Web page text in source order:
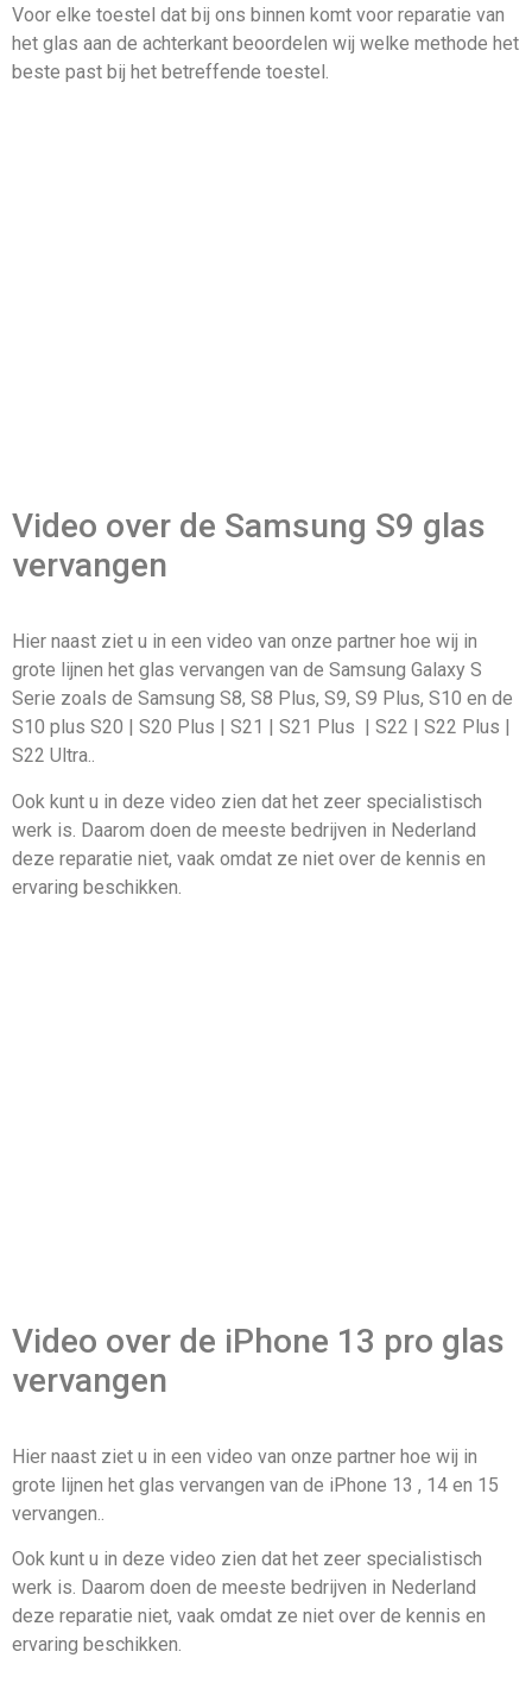
Voor elke toestel dat bij ons binnen komt voor reparatie van
het glas aan de achterkant beoordelen wij welke methode het
beste past bij het betreffende toestel.
Video over de Samsung S9 glas
vervangen
Hier naast ziet u in een video van onze partner hoe wij in
grote lijnen het glas vervangen van de Samsung Galaxy S
Serie zoals de Samsung S8, S8 Plus, S9, S9 Plus, S10 en de
S10 plus S20 | S20 Plus | S21 | S21 Plus | S22 | S22 Plus |
S22 Ultra..
Ook kunt u in deze video zien dat het zeer specialistisch
werk is. Daarom doen de meeste bedrijven in Nederland
deze reparatie niet, vaak omdat ze niet over de kennis en
ervaring beschikken.
Video over de iPhone 13 pro glas
vervangen
Hier naast ziet u in een video van onze partner hoe wij in
grote lijnen het glas vervangen van de iPhone 13 , 14 en 15
vervangen..
Ook kunt u in deze video zien dat het zeer specialistisch
werk is. Daarom doen de meeste bedrijven in Nederland
deze reparatie niet, vaak omdat ze niet over de kennis en
ervaring beschikken.